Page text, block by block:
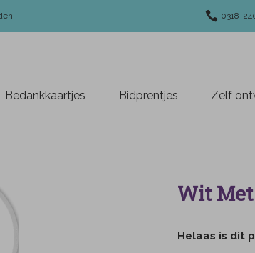
0318-
Bedankkaartjes Bidprentjes Zelf
Wit Met
Helaas is dit